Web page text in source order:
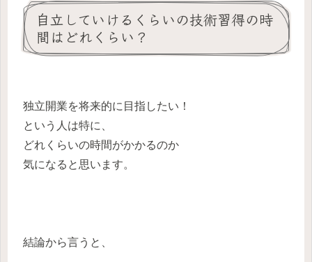
自立していけるくらいの技術習得の時
間はどれくらい？
独立開業を将来的に目指したい！
という人は特に、
どれくらいの時間がかかるのか
気になると思います。
結論から言うと、